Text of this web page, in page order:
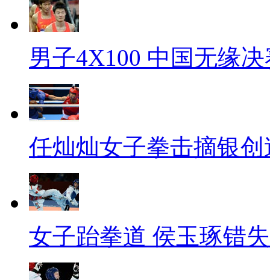
男子4X100 中国无缘
任灿灿女子拳击摘银
女子跆拳道 侯玉琢错